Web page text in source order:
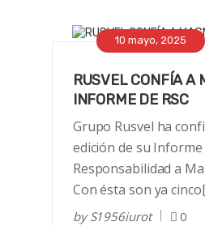
10 mayo, 2025
RUSVEL CONFÍA A
INFORME DE RSC
Grupo Rusvel ha
edición de su Informe
Responsabilidad a
Con ésta son ya
byS1956iurot 0